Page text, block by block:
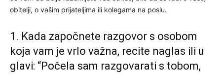
obitelji, o vašim prijateljima ili kolegama na poslu.
1. Kada započnete razgovor s osobom
koja vam je vrlo važna, recite naglas ili u
glavi: “Počela sam razgovarati s tobom,